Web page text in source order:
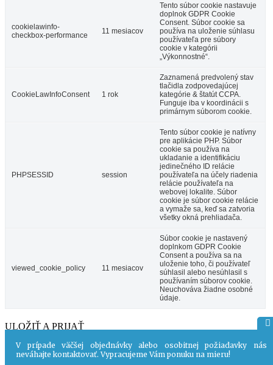
cookielawinfo-
checkbox-performance
11 mesiacov
Tento súbor cookie nastavuje
doplnok GDPR Cookie
Consent. Súbor cookie sa
používa na uloženie súhlasu
používateľa pre súbory
cookie v kategórii
„Výkonnostné“.
CookieLawInfoConsent 1 rok
Zaznamená predvolený stav
tlačidla zodpovedajúcej
kategórie & štatút CCPA.
Funguje iba v koordinácii s
primárnym súborom cookie.
PHPSESSID session
Tento súbor cookie je natívny
pre aplikácie PHP. Súbor
cookie sa používa na
ukladanie a identifikáciu
jedinečného ID relácie
používateľa na účely riadenia
relácie používateľa na
webovej lokalite. Súbor
cookie je súbor cookie relácie
a vymaže sa, keď sa zatvoria
všetky okná prehliadača.
viewed_cookie_policy 11 mesiacov
Súbor cookie je nastavený
doplnkom GDPR Cookie
Consent a používa sa na
uloženie toho, či používateľ
súhlasil alebo nesúhlasil s
používaním súborov cookie.
Neuchováva žiadne osobné
údaje.
ULOŽIŤ A PRIJAŤ
V prípade väčšej objednávky alebo osobitnej požiadavky nás
neváhajte kontaktovať. Vypracujeme Vám ponuku na mieru!